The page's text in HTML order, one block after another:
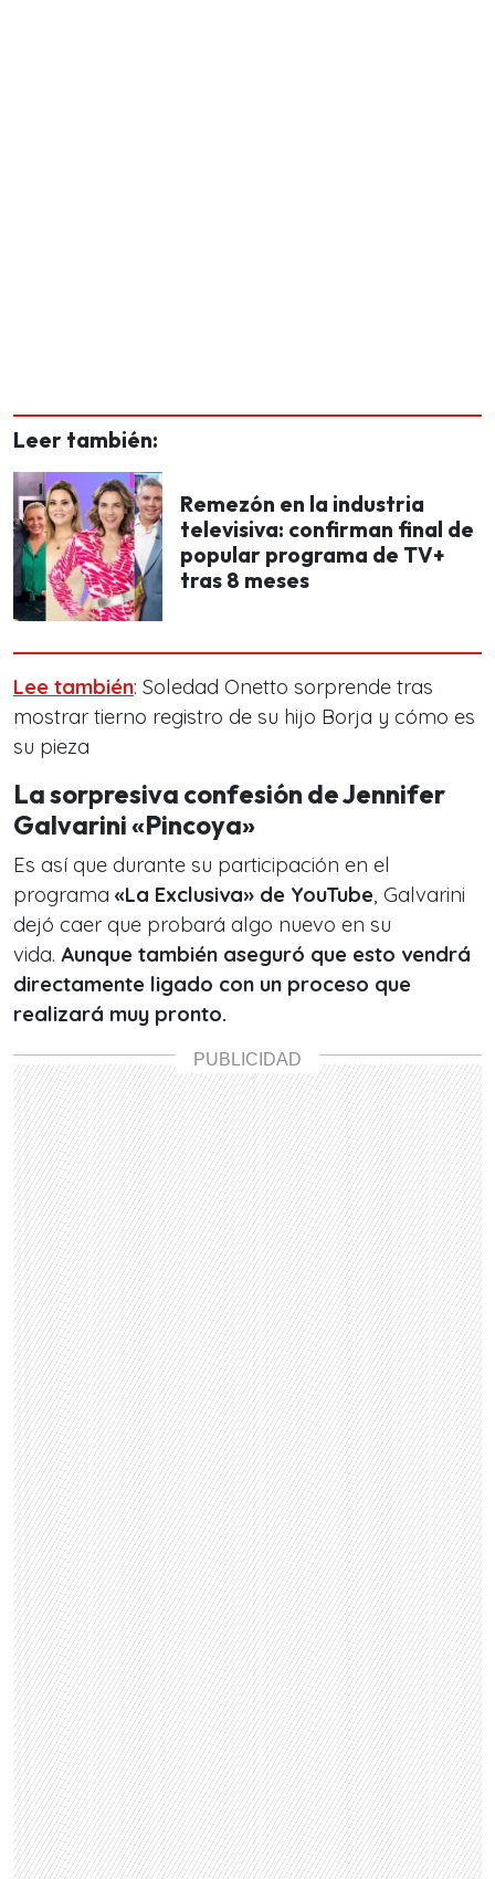
Leer también:
Remezón en la industria
televisiva: confirman final de
popular programa de TV+
tras 8 meses
Lee también: Soledad Onetto sorprende tras
mostrar tierno registro de su hijo Borja y cómo es
su pieza
La sorpresiva confesión de Jennifer
Galvarini «Pincoya»
Es así que durante su participación en el
programa «La Exclusiva» de YouTube, Galvarini
dejó caer que probará algo nuevo en su
vida. Aunque también aseguró que esto vendrá
directamente ligado con un proceso que
realizará muy pronto.